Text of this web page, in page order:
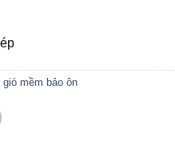
gió mềm bảo ôn